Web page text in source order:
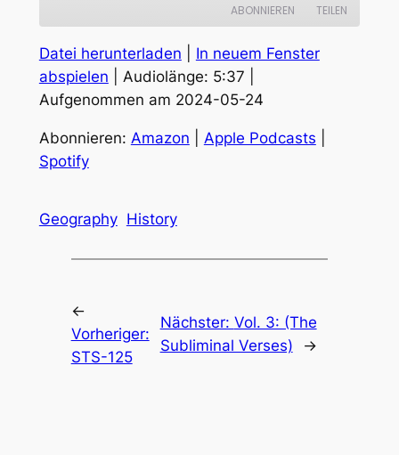
ABONNIEREN TEILEN
Amazon Apple Podcasts
TEILEN
LINK
EMBED
Datei herunterladen
In neuem Fenster
abspielen
Audiolänge: 5:37
Aufgenommen am 2024-05-24
Abonnieren: Amazon Apple Podcasts
Spotify
Geography History
←
Vorheriger:
STS-125
Nächster: Vol. 3: (The
Subliminal Verses)
→